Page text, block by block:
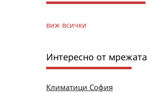
виж всички
Интересно от мрежата
Климатици София